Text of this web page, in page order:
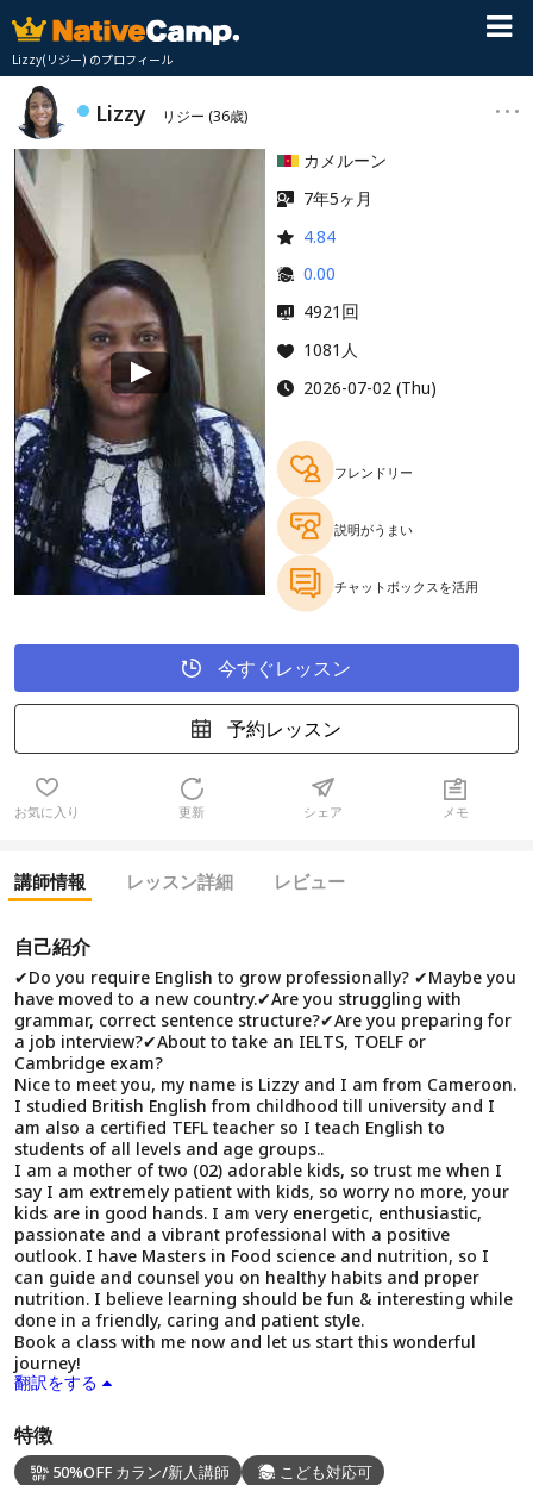
Lizzy(リジー) のプロフィール
Lizzy リジー (36歳)
カメルーン
7年5ヶ月
4.84
0.00
4921 回
1081人
2026-07-02 (Thu)
フレンドリー
説明がうまい
チャットボックスを活用
今すぐレッスン
予約レッスン
お気に入り 更新 シェア メモ
講師情報 レッスン詳細 レビュー
自己紹介
✔Do you require English to grow professionally? ✔Maybe you
have moved to a new country.✔Are you struggling with
grammar, correct sentence structure?✔Are you preparing for
a job interview?✔About to take an IELTS, TOELF or
Cambridge exam?
Nice to meet you, my name is Lizzy and I am from Cameroon.
I studied British English from childhood till university and I
am also a certified TEFL teacher so I teach English to
students of all levels and age groups..
I am a mother of two (02) adorable kids, so trust me when I
say I am extremely patient with kids, so worry no more, your
kids are in good hands. I am very energetic, enthusiastic,
passionate and a vibrant professional with a positive
outlook. I have Masters in Food science and nutrition, so I
can guide and counsel you on healthy habits and proper
nutrition. I believe learning should be fun & interesting while
done in a friendly, caring and patient style.
Book a class with me now and let us start this wonderful
journey!
翻訳をする
特徴
50%OFF カラン/新人講師 こども対応可